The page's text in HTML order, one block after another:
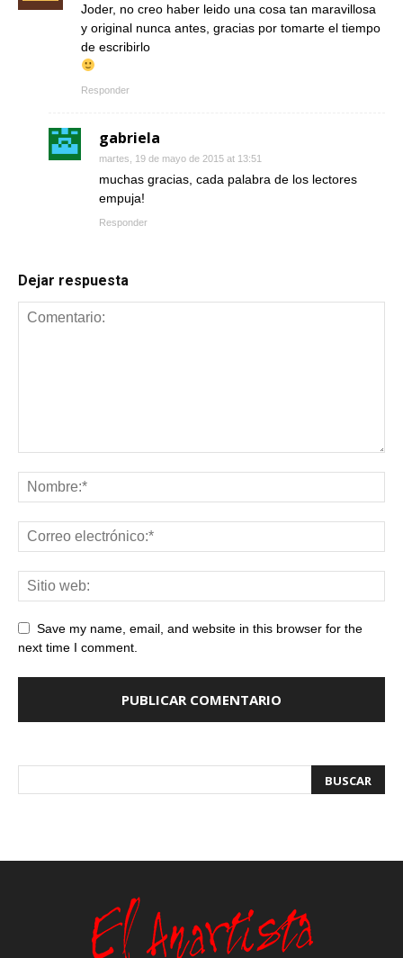
Joder, no creo haber leido una cosa tan maravillosa
y original nunca antes, gracias por tomarte el tiempo
de escribirlo
Responder
gabriela
martes, 19 de mayo de 2015 at 13:51
muchas gracias, cada palabra de los lectores
empuja!
Responder
Dejar respuesta
Save my name, email, and website in this browser for the
next time I comment.